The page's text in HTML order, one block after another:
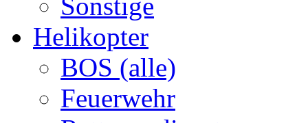
Sonstige
Helikopter
BOS (alle)
Feuerwehr